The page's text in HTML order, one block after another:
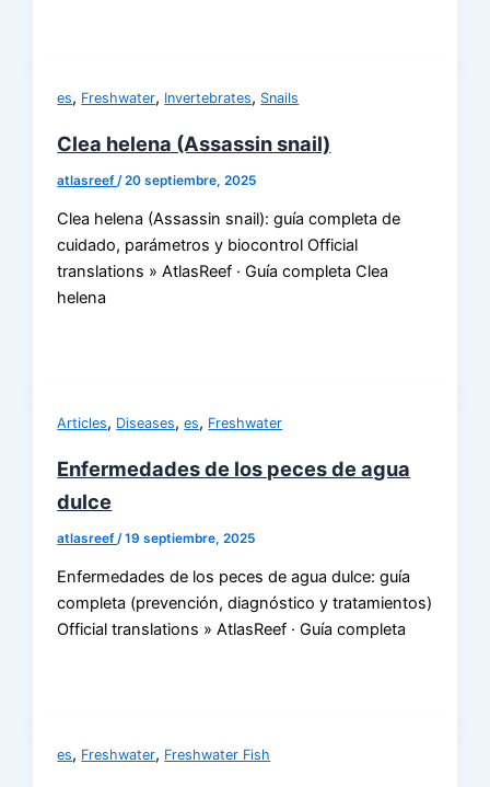
es, Freshwater, Invertebrates, Snails
Clea helena (Assassin snail)
atlasreef /20 septiembre, 2025
Clea helena (Assassin snail): guía completa de
cuidado, parámetros y biocontrol Official
translations » AtlasReef · Guía completa Clea
helena
Articles, Diseases,es, Freshwater
Enfermedades de los peces de agua
dulce
atlasreef/19 septiembre, 2025
Enfermedades de los peces de agua dulce: guía
completa (prevención, diagnóstico y tratamientos)
Official translations » AtlasReef · Guía completa
es, Freshwater, Freshwater Fish